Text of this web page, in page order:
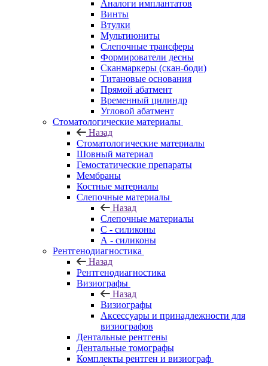
Аналоги имплантатов
Винты
Втулки
Мультиюниты
Слепочные трансферы
Формирователи десны
Сканмаркеры (скан-боди)
Титановые основания
Прямой абатмент
Временный цилиндр
Угловой абатмент
Стоматологические материалы
Назад
Стоматологические материалы
Шовный материал
Гемостатические препараты
Мембраны
Костные материалы
Слепочные материалы
Назад
Слепочные материалы
C - силиконы
А - силиконы
Рентгенодиагностика
Назад
Рентгенодиагностика
Визиографы
Назад
Визиографы
Аксессуары и принадлежности для
визиографов
Дентальные рентгены
Дентальные томографы
Комплекты рентген и визиограф